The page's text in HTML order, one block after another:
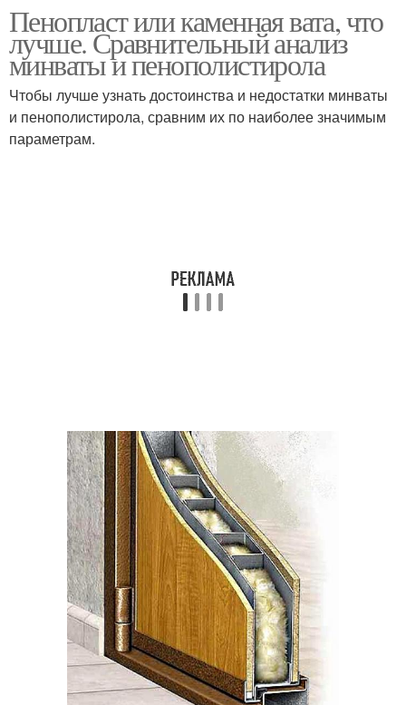
Пенопласт или каменная вата, что
лучше. Сравнительный анализ
минваты и пенополистирола
Чтобы лучше узнать достоинства и недостатки минваты
и пенополистирола, сравним их по наиболее значимым
параметрам.